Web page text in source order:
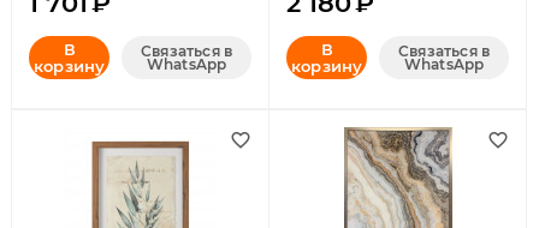
В
корзину
Связаться в
WhatsApp
В
корзину
Связаться в
WhatsApp